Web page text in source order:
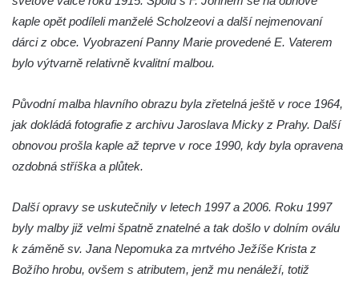
Křížová cesta Římov – XI. kaple – Ježíš
haněn a tupen
Křížová cesta Římov – X. kaple – U
Křížová cesta Římov – IX. kaple – U
chromého žida
Křížová cesta Římov – VIII. kaple – Kristus
svázán a ze zahrady vyhnán
Křížová cesta Římov – VII. kaple – Políbení
Jidášovo
Křížová cesta Římov – VI. kaple – Olivetská
hora (Getsemanská zahrada)
kaple opět podíleli manželé Scholzeovi a další nejmenovaní
dárci z obce. Vyobrazení Panny Marie provedené E. Vaterem
bylo výtvarně relativně kvalitní malbou.
Původní malba hlavního obrazu byla zřetelná ještě v roce 1964,
jak dokládá fotografie z archivu Jaroslava Micky z Prahy. Další
obnovou prošla kaple až teprve v roce 1990, kdy byla opravena
ozdobná stříška a plůtek.
Další opravy se uskutečnily v letech 1997 a 2006. Roku 1997
byly malby již velmi špatně znatelné a tak došlo v dolním oválu
k záměně sv. Jana Nepomuka za mrtvého Ježíše Krista z
Božího hrobu, ovšem s atributem, jenž mu nenáleží, totiž